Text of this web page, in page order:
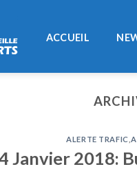
ACCUEIL
ALERTE TRAFIC ,
Janvier 2018: